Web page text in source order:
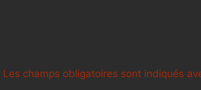
Les champs obligatoires sont indiqués